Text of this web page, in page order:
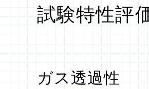
試験特性評
ガス透過性